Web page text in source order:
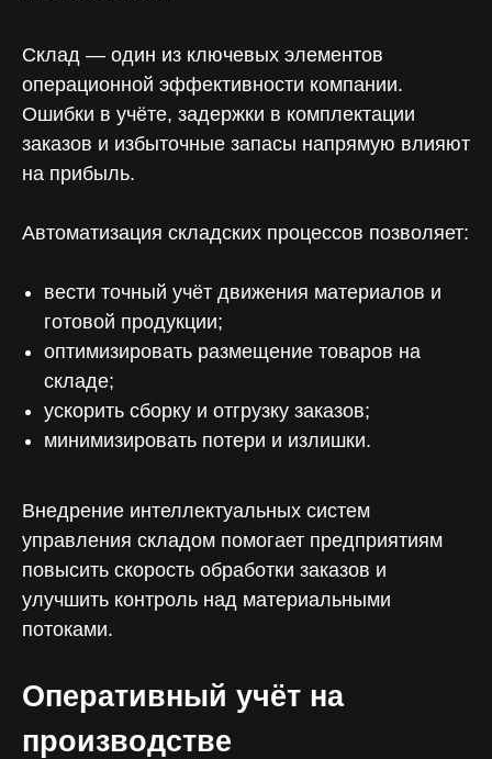
Склад — один из ключевых элементов
операционной эффективности компании.
Ошибки в учёте, задержки в комплектации
заказов и избыточные запасы напрямую влияют
на прибыль.
Автоматизация складских процессов позволяет:
вести точный учёт движения материалов и
готовой продукции;
оптимизировать размещение товаров на
складе;
ускорить сборку и отгрузку заказов;
минимизировать потери и излишки.
Внедрение интеллектуальных систем
управления складом помогает предприятиям
повысить скорость обработки заказов и
улучшить контроль над материальными
потоками.
Оперативный учёт на
производстве